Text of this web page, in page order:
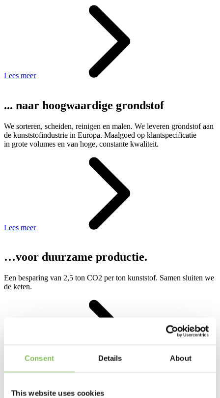
Consent Details About
This website uses cookies
Lees meer
... naar hoogwaardige grondstof
We sorteren, scheiden, reinigen en malen. We leveren grondstof aan
de kunststofindustrie in Europa. Maalgoed op klantspecificatie
in grote volumes en van hoge, constante kwaliteit.
Lees meer
…voor duurzame productie.
Een besparing van 2,5 ton CO2 per ton kunststof. Samen sluiten we
de keten.
Lees meer
Lokaal circulair in een Europese markt